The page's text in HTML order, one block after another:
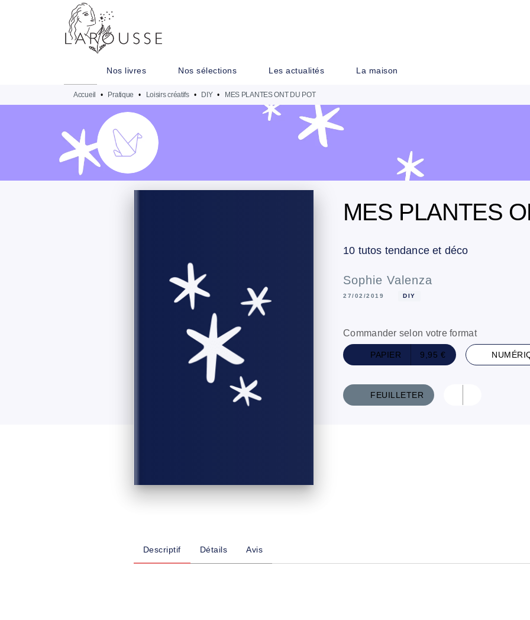
MENU
Nos livres Nos sélections Les actualités La maison
Accueil • Pratique • Loisirs créatifs • DIY • MES PLANTES ONT DU POT
MES PLANTES
10 tutos tendance et déco
Sophie Valenza
27/02/2019 DIY
Commander selon votre format
PAPIER 9,95 €
FEUILLETER
Descriptif Détails Avis